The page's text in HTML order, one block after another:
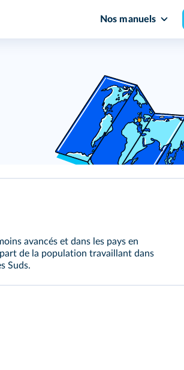
Nos manuels
avancés et dans les pays en
de la population travaillant dans
Suds.